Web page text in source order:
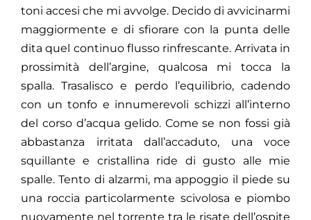
toni accesi che mi avvolge. Decido di avvicinarmi
maggiormente e di sfiorare con la punta delle
dita quel continuo flusso rinfrescante. Arrivata in
prossimità dell’argine, qualcosa mi tocca la
spalla. Trasalisco e perdo l’equilibrio, cadendo
con un tonfo e innumerevoli schizzi all’interno
del corso d’acqua gelido. Come se non fossi già
abbastanza irritata dall’accaduto, una voce
squillante e cristallina ride di gusto alle mie
spalle. Tento di alzarmi, ma appoggio il piede su
una roccia particolarmente scivolosa e piombo
nuovamente nel torrente tra le risate dell’ospite